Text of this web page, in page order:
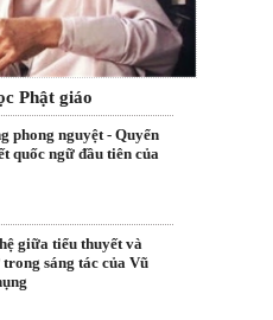
Phật giáo
phong nguyệt - Quyển
quốc ngữ đầu tiên của
giữa tiểu thuyết và
trong sáng tác của Vũ